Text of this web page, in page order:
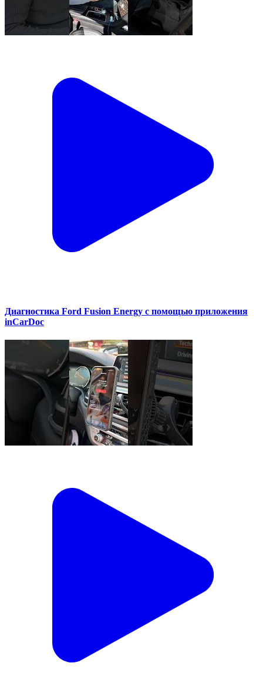
Диагностика Ford Fusion Energy с помощью приложения
inCarDoc